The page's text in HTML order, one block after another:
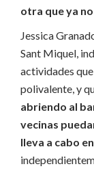
otra que ya
Jessica
Sant Miquel,
actividades
polivalente, y
abriendo al
vecinas
lleva a cabo